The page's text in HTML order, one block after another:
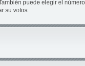
puede elegir el
su votos.